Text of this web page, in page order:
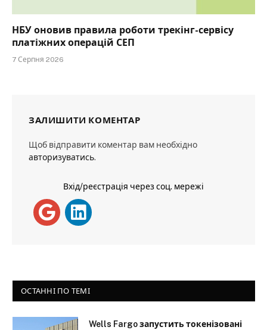
НБУ оновив правила роботи трекінг-сервісу
платіжних операцій СЕП
7 Серпня 2026
ЗАЛИШИТИ КОМЕНТАР
Щоб відправити коментар вам необхідно
авторизуватись.
Вхід/реєстрація через соц. мережі
ОСТАННІ ПО ТЕМІ
Wells Fargo запустить токенізовані